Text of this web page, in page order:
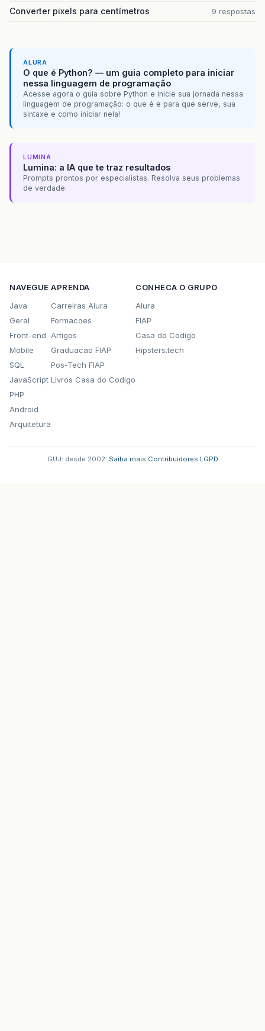
Converter pixels para centímetros 9 respostas
ALURA
O que é Python? — um guia completo para iniciar
nessa linguagem de programação
Acesse agora o guia sobre Python e inicie sua jornada nessa
linguagem de programação: o que é e para que serve, sua
sintaxe e como iniciar nela!
LUMINA
Lumina: a IA que te traz resultados
Prompts prontos por especialistas. Resolva seus problemas
de verdade.
NAVEGUE
Java
Geral
Front-end
Mobile
SQL
JavaScript
PHP
Android
Arquitetura
APRENDA
Carreiras Alura
Formacoes
Artigos
Graduacao FIAP
Pos-Tech FIAP
Livros Casa do Codigo
CONHECA O GRUPO
Alura
FIAP
Casa do Codigo
Hipsters.tech
GUJ: desde 2002. Saiba mais Contribuidores LGPD